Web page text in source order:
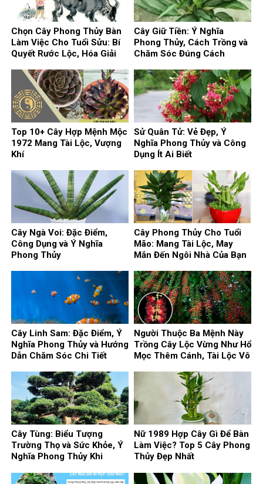
Chọn Cây Phong Thủy Bàn
Làm Việc Cho Tuổi Sửu: Bí
Quyết Rước Lộc, Hóa Giải
Cây Giữ Tiền: Ý Nghĩa
Phong Thủy, Cách Trồng và
Chăm Sóc Đúng Cách
Top 10+ Cây Hợp Mệnh Mộc
1972 Mang Tài Lộc, Vượng
Khí
Sử Quân Tử: Vẻ Đẹp, Ý
Nghĩa Phong Thủy và Công
Dụng Ít Ai Biết
Cây Ngà Voi: Đặc Điểm,
Công Dụng và Ý Nghĩa
Phong Thủy
Cây Phong Thủy Cho Tuổi
Mão: Mang Tài Lộc, May
Mắn Đến Ngôi Nhà Của Bạn
Cây Linh Sam: Đặc Điểm, Ý
Nghĩa Phong Thủy và Hướng
Dẫn Chăm Sóc Chi Tiết
Người Thuộc Ba Mệnh Này
Trồng Cây Lộc Vừng Như Hổ
Mọc Thêm Cánh, Tài Lộc Vô
Cây Tùng: Biểu Tượng
Trường Thọ và Sức Khỏe, Ý
Nghĩa Phong Thủy Khi
Nữ 1989 Hợp Cây Gì Để Bàn
Làm Việc? Top 5 Cây Phong
Thủy Đẹp Nhất